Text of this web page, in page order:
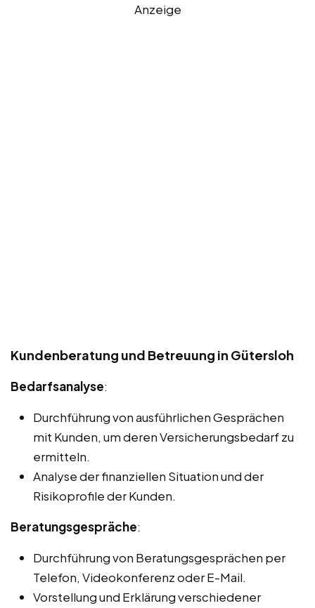
Anzeige
Kundenberatung und Betreuung in Gütersloh
Bedarfsanalyse:
Durchführung von ausführlichen Gesprächen
mit Kunden, um deren Versicherungsbedarf zu
ermitteln.
Analyse der finanziellen Situation und der
Risikoprofile der Kunden.
Beratungsgespräche:
Durchführung von Beratungsgesprächen per
Telefon, Videokonferenz oder E-Mail.
Vorstellung und Erklärung verschiedener